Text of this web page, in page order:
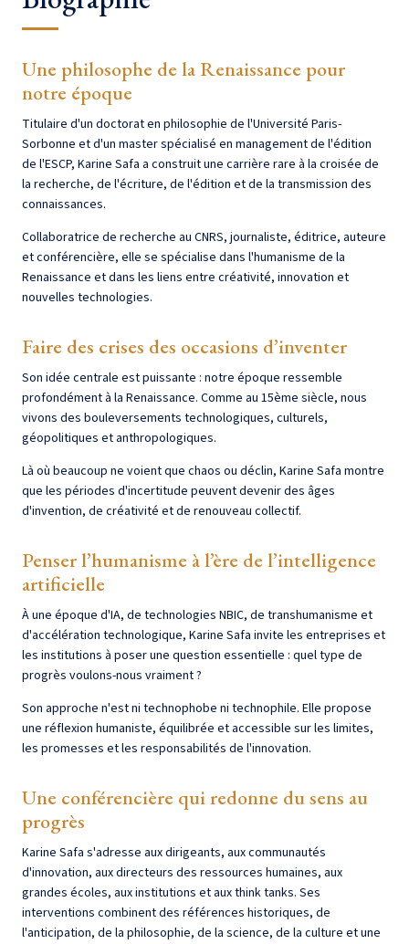
Une philosophe de la Renaissance pour
notre époque
Titulaire d'un doctorat en philosophie de l'Université Paris-
Sorbonne et d'un master spécialisé en management de l'édition
de l'ESCP, Karine Safa a construit une carrière rare à la croisée de
la recherche, de l'écriture, de l'édition et de la transmission des
connaissances.
Collaboratrice de recherche au CNRS, journaliste, éditrice, auteure
et conférencière, elle se spécialise dans l'humanisme de la
Renaissance et dans les liens entre créativité, innovation et
nouvelles technologies.
Faire des crises des occasions d’inventer
Son idée centrale est puissante : notre époque ressemble
profondément à la Renaissance. Comme au 15ème siècle, nous
vivons des bouleversements technologiques, culturels,
géopolitiques et anthropologiques.
Là où beaucoup ne voient que chaos ou déclin, Karine Safa montre
que les périodes d'incertitude peuvent devenir des âges
d'invention, de créativité et de renouveau collectif.
Penser l’humanisme à l’ère de l’intelligence
artificielle
À une époque d'IA, de technologies NBIC, de transhumanisme et
d'accélération technologique, Karine Safa invite les entreprises et
les institutions à poser une question essentielle : quel type de
progrès voulons-nous vraiment ?
Son approche n'est ni technophobe ni technophile. Elle propose
une réflexion humaniste, équilibrée et accessible sur les limites,
les promesses et les responsabilités de l'innovation.
Une conférencière qui redonne du sens au
progrès
Karine Safa s'adresse aux dirigeants, aux communautés
d'innovation, aux directeurs des ressources humaines, aux
grandes écoles, aux institutions et aux think tanks. Ses
interventions combinent des références historiques, de
l'anticipation, de la philosophie, de la science, de la culture et une